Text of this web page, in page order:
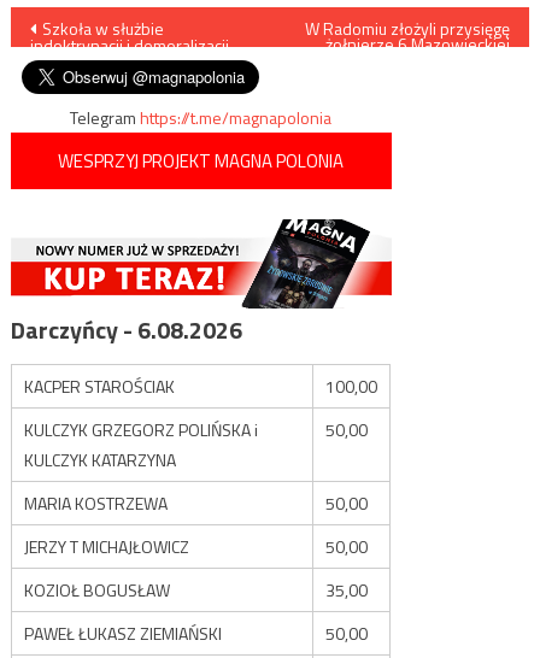
Nawigacja
wpisu
Szkoła w służbie
indoktrynacji i demoralizacji
W Radomiu złożyli przysięgę
żołnierze 6 Mazowieckiej
Telegramhttps://t.me/magnapolonia
WESPRZYJ PROJEKT MAGNA POLONIA
Darczyńcy - 6.08.2026
KACPER STAROŚCIAK
100,00
KULCZYK GRZEGORZ POLIŃSKA i
KULCZYK KATARZYNA
50,00
MARIA KOSTRZEWA
50,00
JERZY T MICHAJŁOWICZ
50,00
KOZIOŁ BOGUSŁAW
35,00
PAWEŁ ŁUKASZ ZIEMIAŃSKI
50,00